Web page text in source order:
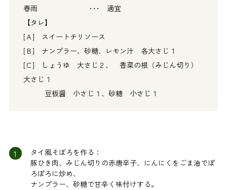
春雨 ･･･ 適宜
【タレ】
[Ａ] スイートチリソース
[Ｂ] ナンプラー、砂糖、レモン汁 各大さじ１
[Ｃ] しょうゆ 大さじ２、 香菜の根（みじん切り）
大さじ１
豆板醤 小さじ１、砂糖 小さじ１
1
タイ風そぼろを作る：
豚ひき肉、みじん切りの赤唐辛子、にんにくをごま油でぽ
ろぽろに炒め、
ナンプラー、砂糖で甘辛く味付けする。